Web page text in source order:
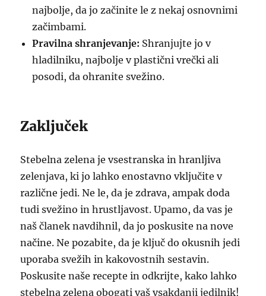
najbolje, da jo začinite le z nekaj osnovnimi
začimbami.
Pravilna shranjevanje: Shranjujte jo v
hladilniku, najbolje v plastični vrečki ali
posodi, da ohranite svežino.
Zaključek
Stebelna zelena je vsestranska in hranljiva
zelenjava, ki jo lahko enostavno vključite v
različne jedi. Ne le, da je zdrava, ampak doda
tudi svežino in hrustljavost. Upamo, da vas je
naš članek navdihnil, da jo poskusite na nove
načine. Ne pozabite, da je ključ do okusnih jedi
uporaba svežih in kakovostnih sestavin.
Poskusite naše recepte in odkrijte, kako lahko
stebelna zelena obogati vaš vsakdanji jedilnik!